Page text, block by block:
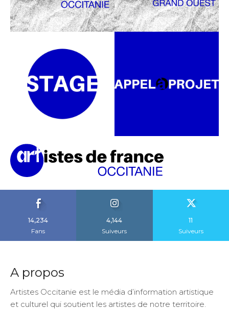
14,234
Fans
4,144
Suiveurs
11
Suiveurs
A propos
Artistes Occitanie est le média d’information artistique
et culturel qui soutient les artistes de notre territoire.